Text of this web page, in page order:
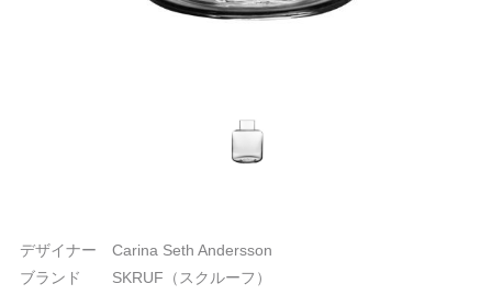
デザイナー Carina Seth Andersson
ブランド SKRUF（スクルーフ）